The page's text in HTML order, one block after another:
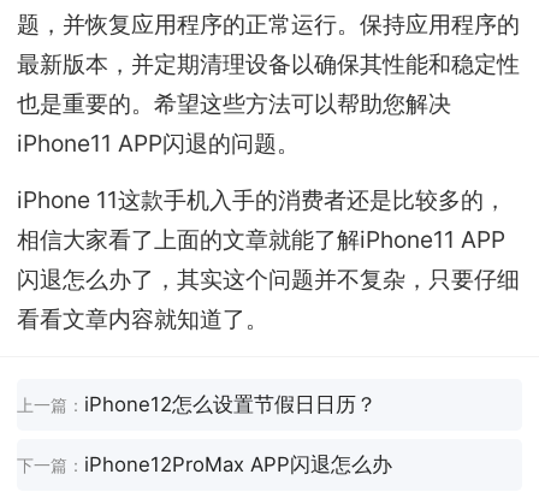
题，并恢复应用程序的正常运行。保持应用程序的
最新版本，并定期清理设备以确保其性能和稳定性
也是重要的。希望这些方法可以帮助您解决
iPhone11 APP闪退的问题。
iPhone 11这款手机入手的消费者还是比较多的，
相信大家看了上面的文章就能了解iPhone11 APP
闪退怎么办了，其实这个问题并不复杂，只要仔细
看看文章内容就知道了。
上一篇： iPhone12怎么设置节假日日历？
下一篇： iPhone12ProMax APP闪退怎么办